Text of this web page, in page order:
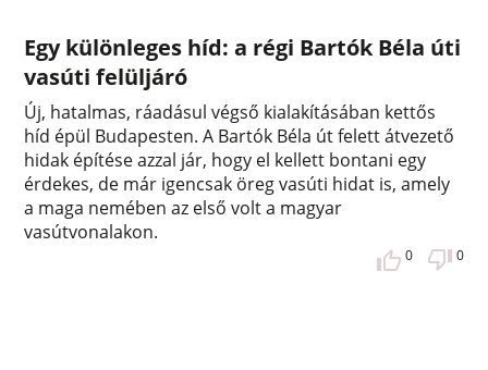
Egy különleges híd: a régi Bartók Béla úti
vasúti felüljáró
Új, hatalmas, ráadásul végső kialakításában kettős
híd épül Budapesten. A Bartók Béla út felett átvezető
hidak építése azzal jár, hogy el kellett bontani egy
érdekes, de már igencsak öreg vasúti hidat is, amely
a maga nemében az első volt a magyar
vasútvonalakon.
0 0